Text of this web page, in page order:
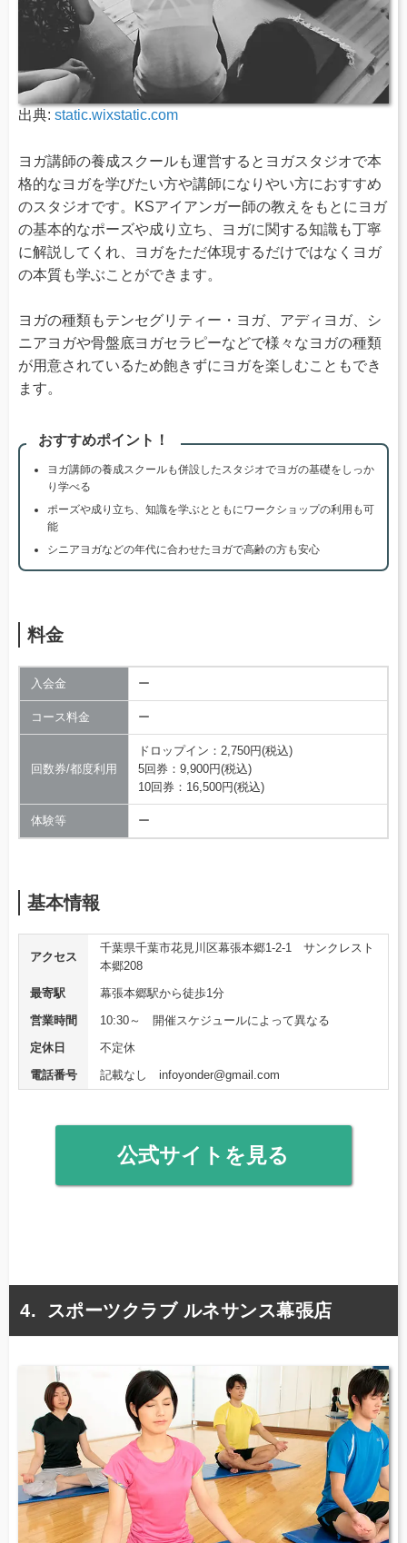
出典: static.wixstatic.com
ヨガ講師の養成スクールも運営するとヨガスタジオで本
格的なヨガを学びたい方や講師になりやい方におすすめ
のスタジオです。KSアイアンガー師の教えをもとにヨガ
の基本的なポーズや成り立ち、ヨガに関する知識も丁寧
に解説してくれ、ヨガをただ体現するだけではなくヨガ
の本質も学ぶことができます。
ヨガの種類もテンセグリティー・ヨガ、アディヨガ、シ
ニアヨガや骨盤底ヨガセラピーなどで様々なヨガの種類
が用意されているため飽きずにヨガを楽しむこともでき
ます。
おすすめポイント！
ヨガ講師の養成スクールも併設したスタジオでヨガの基礎をしっか
り学べる
ポーズや成り立ち、知識を学ぶとともにワークショップの利用も可
能
シニアヨガなどの年代に合わせたヨガで高齢の方も安心
料金
入会金 ー
コース料金 ー
回数券/都度利用
ドロップイン：2,750円(税込)
5回券：9,900円(税込)
10回券：16,500円(税込)
体験等 ー
基本情報
アクセス
千葉県千葉市花見川区幕張本郷1-2-1 サンクレスト
本郷208
最寄駅
幕張本郷駅から徒歩1分
営業時間
10:30～ 開催スケジュールによって異なる
定休日
不定休
電話番号
記載なし infoyonder@gmail.com
公式サイトを見る
スポーツクラブ ルネサンス幕張店